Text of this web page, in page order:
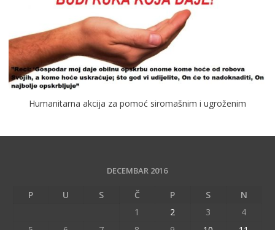
Humanitarna akcija za pomoć siromašnim i ugroženim
DECEMBAR 2016
P U S Č P S
N
1
2 3
4